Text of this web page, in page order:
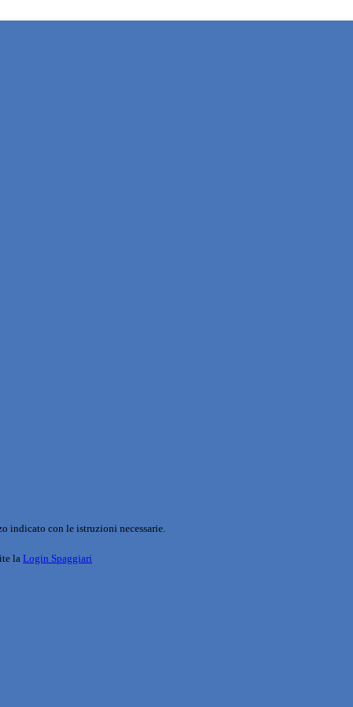
indicato con le istruzioni necessarie.
la Login Spaggiari